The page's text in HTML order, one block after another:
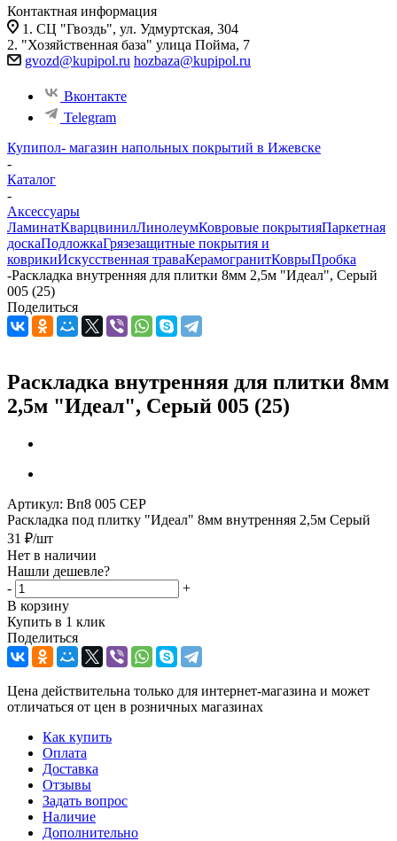
Контактная информация
1. СЦ "Гвоздь", ул. Удмуртская, 304
2. "Хозяйственная база" улица Пойма, 7
gvozd@kupipol.ru hozbaza@kupipol.ru
Вконтакте
Telegram
Купипол- магазин напольных покрытий в Ижевске
-
Каталог
-
Аксессуары
ЛаминатКварцвинилЛинолеумКовровые покрытияПаркетная
доскаПодложкаГрязезащитные покрытия и
коврикиИскусственная траваКерамогранитКоврыПробка
-Раскладка внутренняя для плитки 8мм 2,5м "Идеал", Серый
005 (25)
Поделиться
Раскладка внутренняя для плитки 8мм
2,5м "Идеал", Серый 005 (25)
Артикул: Вп8 005 СЕР
Раскладка под плитку "Идеал" 8мм внутренняя 2,5м Серый
31 ₽/шт
Нет в наличии
Нашли дешевле?
-
+
В корзину
Купить в 1 клик
Поделиться
Цена действительна только для интернет-магазина и может
отличаться от цен в розничных магазинах
Как купить
Оплата
Доставка
Отзывы
Задать вопрос
Наличие
Дополнительно